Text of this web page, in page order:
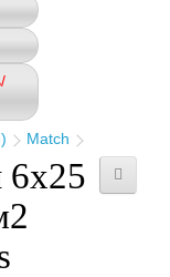
Match
6x25